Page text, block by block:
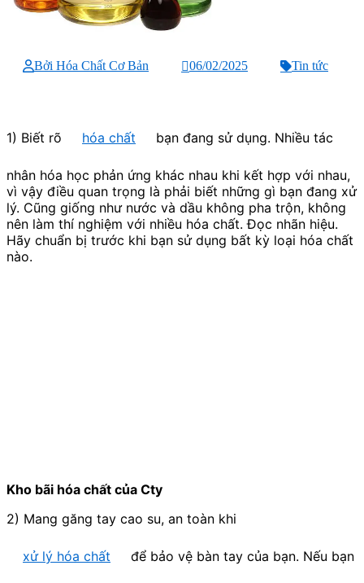
Bởi Hóa Chất Cơ Bản 06/02/2025 Tin tức
1) Biết rõ hóa chất bạn đang sử dụng. Nhiều tác
nhân hóa học phản ứng khác nhau khi kết hợp với nhau,
vì vậy điều quan trọng là phải biết những gì bạn đang xử
lý. Cũng giống như nước và dầu không pha trộn, không
nên làm thí nghiệm với nhiều hóa chất. Đọc nhãn hiệu.
Hãy chuẩn bị trước khi bạn sử dụng bất kỳ loại hóa chất
nào.
Kho bãi hóa chất của Cty
2) Mang găng tay cao su, an toàn khi
xử lý hóa chất để bảo vệ bàn tay của bạn. Nếu bạn